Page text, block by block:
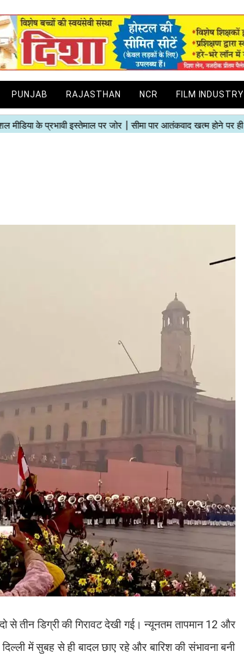
PUNJAB RAJASTHAN NCR FILM INDUSTRY
से तीन डिग्री की गिरावट देखी गई। न्यूनतम तापमान 12 और
में सुबह से ही बादल छाए रहे और बारिश की संभावना बनी